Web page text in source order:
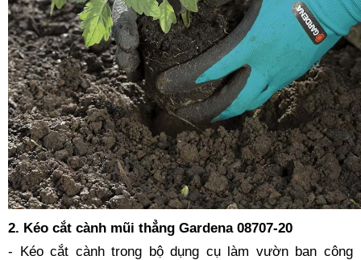
2. Kéo cắt cành mũi thẳng Gardena 08707-20
- Kéo cắt cành trong bộ dụng cụ làm vườn ban công